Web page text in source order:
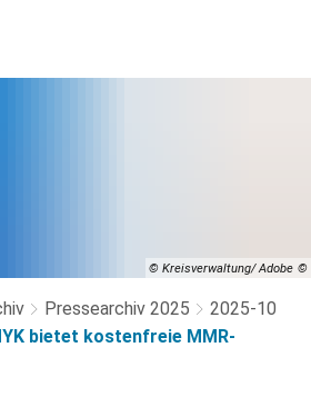
© Kreisverwaltung/ Adobe
Pressearchiv 2025
2025-10
bietet kostenfreie MMR-